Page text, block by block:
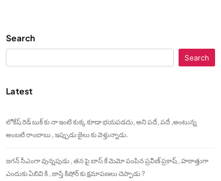
Search
Search
Latest
లోకేష్ రెడ్ బుక్ కు నా ఇంటి కుక్క కూడా భయపడదు, అని పదే, పదే ,అంటున్న
అంబటి రాంబాబు , ఇప్పుడు జైలు కు వెళ్తున్నాడు.
జగన్ సీఎంగా వున్నపుడు , తన పై బాస్ కే మెమో పంపిన ప్రవీణ్ ప్రకాష్ , హఠాత్తుగా
ఎందుకు ఏబివి కి , జాస్తి కిషోర్ కు క్షమాపణలు చెప్పాడు ?